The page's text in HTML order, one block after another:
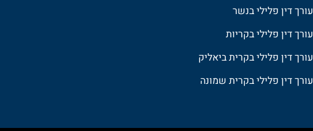
עורך דין פלילי בנשר
עורך דין פלילי בקריות
עורך דין פלילי בקרית ביאליק
עורך דין פלילי בקרית שמונה